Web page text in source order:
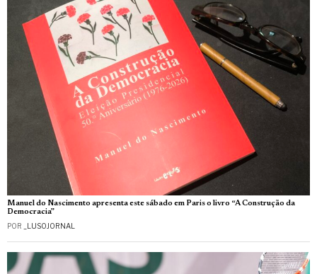
Manuel do Nascimento apresenta este sábado em Paris o livro “A Construção da
Democracia”
POR _LUSOJORNAL